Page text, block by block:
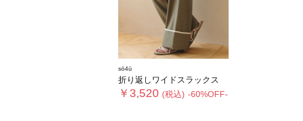
sō4ū
折り返しワイドスラックス
￥3,520 (税込) -60%OFF-